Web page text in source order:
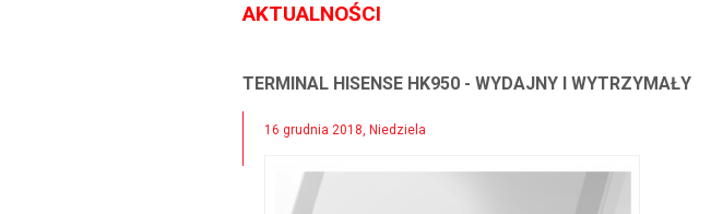
AKTUALNOŚCI
TERMINAL HISENSE HK950 - WYDAJNY I WYTRZYMAŁY
16 grudnia 2018, Niedziela